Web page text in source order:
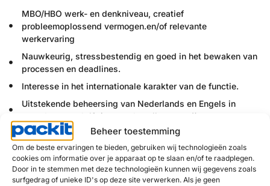
Beheer toestemming
Om de beste ervaringen te bieden, gebruiken wij technologieën zoals
cookies om informatie over je apparaat op te slaan en/of te raadplegen.
Door in te stemmen met deze technologieën kunnen wij gegevens zoals
surfgedrag of unieke ID's op deze site verwerken. Als je geen
MBO/HBO werk- en denkniveau, creatief
probleemoplossend vermogen.en/of relevante
werkervaring
Nauwkeurig, stressbestendig en goed in het bewaken van
processen en deadlines.
Interesse in het internationale karakter van de functie.
Uitstekende beheersing van Nederlands en Engels in
woord en geschrift (extra talen zijn een pré).
Oog voor detail: van spelling tot lay-out en huisstijl, jou
ontgaat niets.
Gevoel voor tone of voice en het vermogen dit toe te
passen richting verschillende stakeholders.